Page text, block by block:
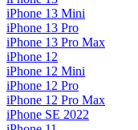
iPhone 13 Mini
iPhone 13 Pro
iPhone 13 Pro Max
iPhone 12
iPhone 12 Mini
iPhone 12 Pro
iPhone 12 Pro Max
iPhone SE 2022